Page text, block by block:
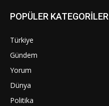
POPÜLER KATEGORİLER
Türkiye
Gündem
Yorum
Dünya
Politika